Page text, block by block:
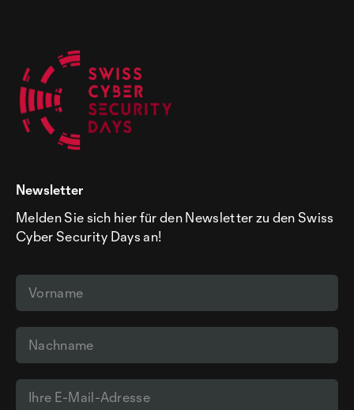
Newsletter
Melden Sie sich hier für den Newsletter zu den Swiss
Cyber Security Days an!